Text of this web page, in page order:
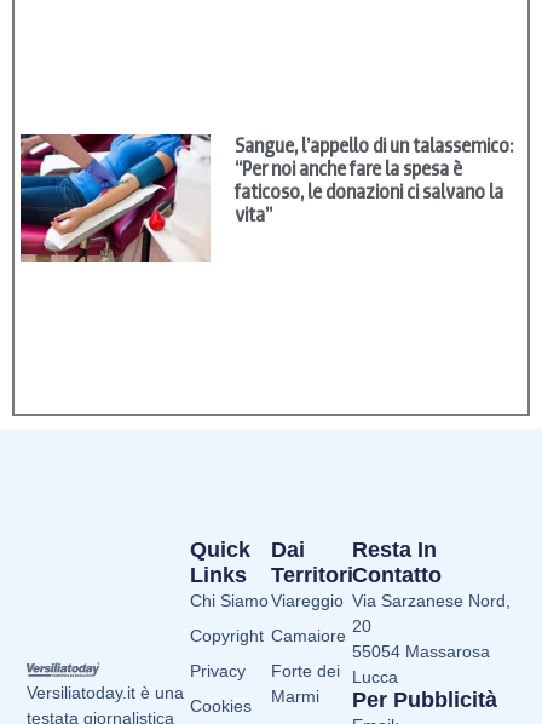
Sangue, l’appello di un talassemico:
“Per noi anche fare la spesa è
faticoso, le donazioni ci salvano la
vita”
Versiliatoday.it è una
testata giornalistica
Dai
Territori
Viareggio
Camaiore
Forte dei
Marmi
Quick
Links
Chi Siamo
Copyright
Privacy
Cookies
Resta In
Contatto
Via Sarzanese Nord,
20
55054 Massarosa
Lucca
Per Pubblicità